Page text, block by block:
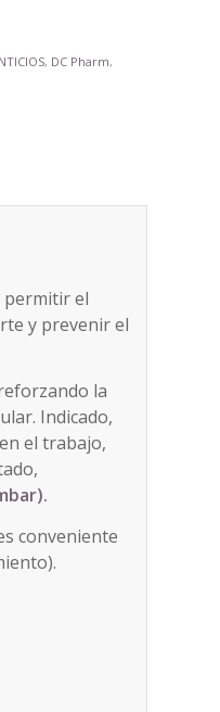
, DC Pharm,
permitir el
y prevenir el
la
Indicado,
el trabajo,
conveniente